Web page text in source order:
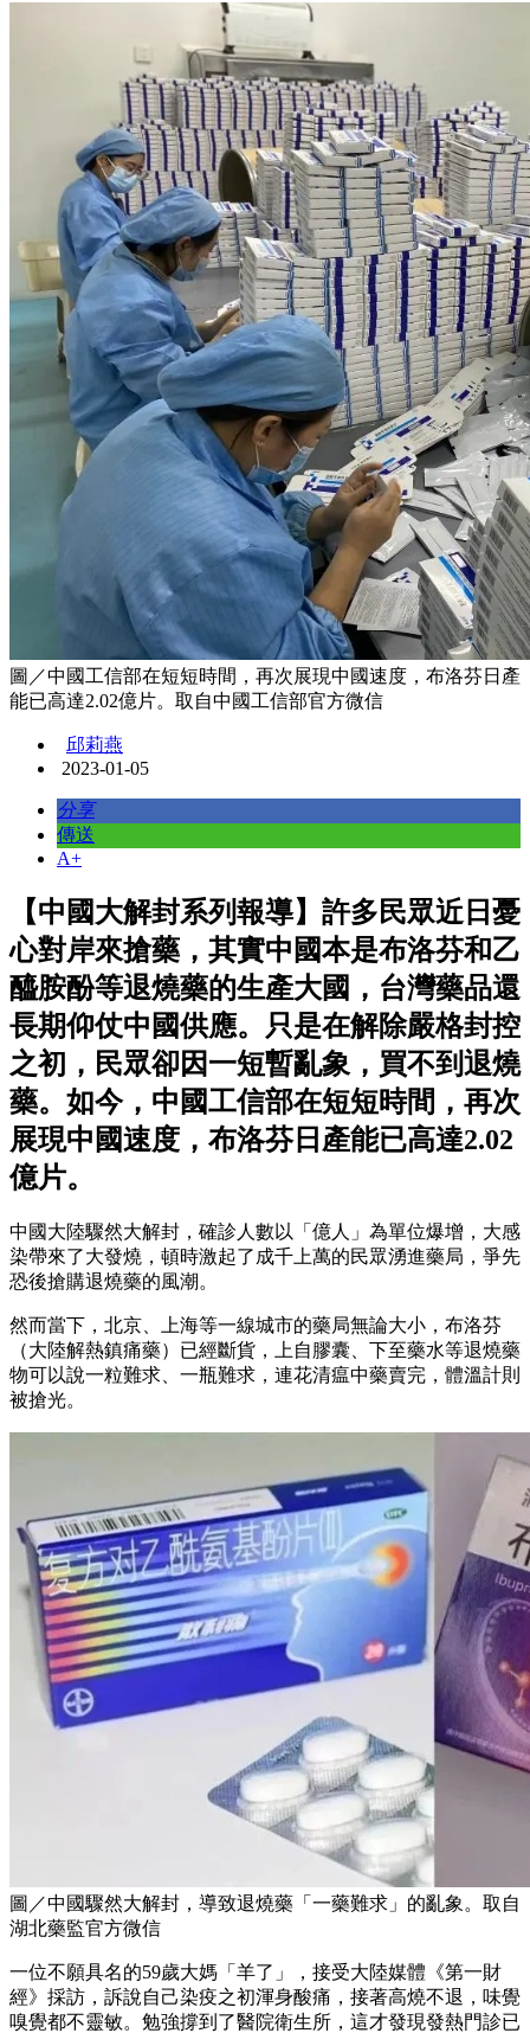
圖／中國工信部在短短時間，再次展現中國速度，布洛芬日產
能已高達2.02億片。取自中國工信部官方微信
邱莉燕
2023-01-05
分享
傳送
A+
【中國大解封系列報導】許多民眾近日憂
心對岸來搶藥，其實中國本是布洛芬和乙
醯胺酚等退燒藥的生產大國，台灣藥品還
長期仰仗中國供應。只是在解除嚴格封控
之初，民眾卻因一短暫亂象，買不到退燒
藥。如今，中國工信部在短短時間，再次
展現中國速度，布洛芬日產能已高達2.02
億片。
中國大陸驟然大解封，確診人數以「億人」為單位爆增，大感
染帶來了大發燒，頓時激起了成千上萬的民眾湧進藥局，爭先
恐後搶購退燒藥的風潮。
然而當下，北京、上海等一線城市的藥局無論大小，布洛芬
（大陸解熱鎮痛藥）已經斷貨，上自膠囊、下至藥水等退燒藥
物可以說一粒難求、一瓶難求，連花清瘟中藥賣完，體溫計則
被搶光。
圖／中國驟然大解封，導致退燒藥「一藥難求」的亂象。取自
湖北藥監官方微信
一位不願具名的59歲大媽「羊了」，接受大陸媒體《第一財
經》採訪，訴說自己染疫之初渾身酸痛，接著高燒不退，味覺
嗅覺都不靈敏。勉強撐到了醫院衛生所，這才發現發熱門診已